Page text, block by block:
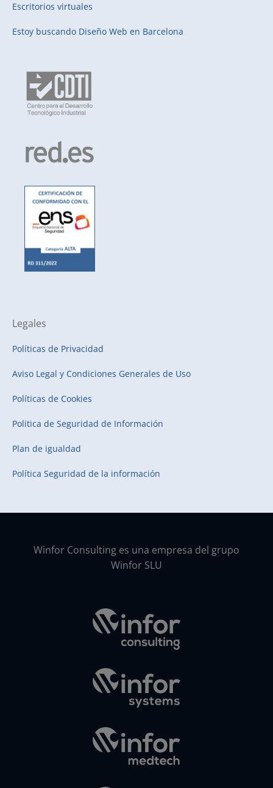
Escritorios virtuales
Estoy buscando Diseño Web en Barcelona
Legales
Políticas de Privacidad
Aviso Legal y Condiciones Generales de Uso
Políticas de Cookies
Politica de Seguridad de Información
Plan de igualdad
Política Seguridad de la información
Winfor Consulting es una empresa del grupo
Winfor SLU